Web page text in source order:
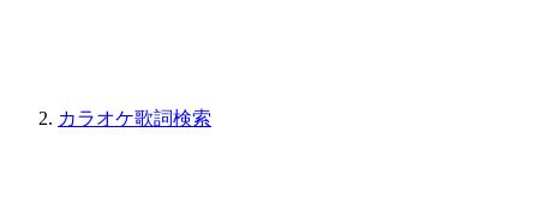
カラオケ歌詞検索